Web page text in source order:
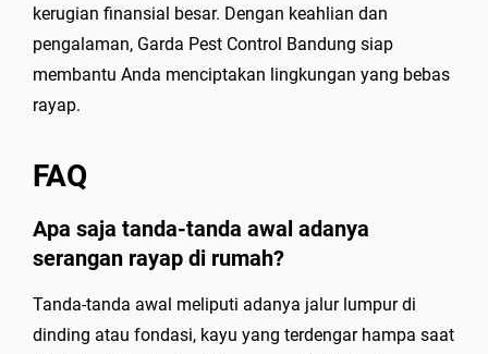
kerugian finansial besar. Dengan keahlian dan
pengalaman, Garda Pest Control Bandung siap
membantu Anda menciptakan lingkungan yang bebas
rayap.
FAQ
Apa saja tanda-tanda awal adanya
serangan rayap di rumah?
Tanda-tanda awal meliputi adanya jalur lumpur di
dinding atau fondasi, kayu yang terdengar hampa saat